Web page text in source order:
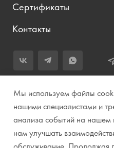
Сертификаты
Контакты
+7 (343) 283-04-11
Заказать звонок
info@prirodazvuka.ru
620144, г. Екатеринбург,
Мы используем файлы
нашими специалистами и
анализа событий на нашем
нам улучшать